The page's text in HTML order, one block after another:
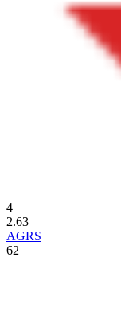
4
2.63
AGRS
62